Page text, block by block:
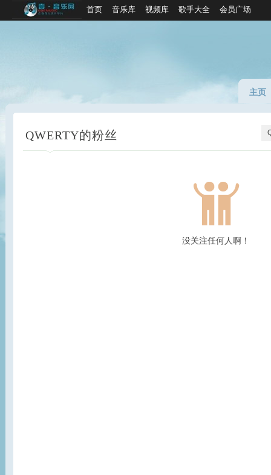
首页 音乐库 视频库 歌手大全 会员广场
主页
QWERTY的粉丝
没关注任何人啊！